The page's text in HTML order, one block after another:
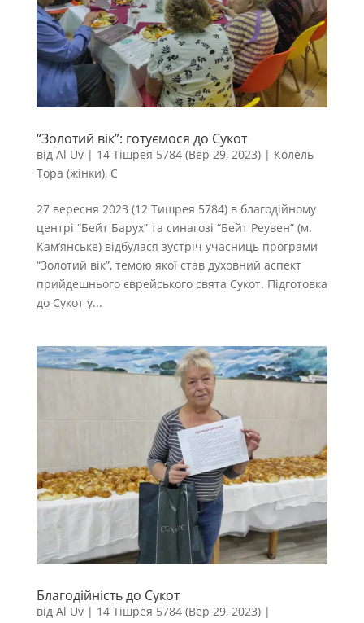
“Золотий вік”: готуємося до Сукот
від Al Uv| 14 Тішрея 5784 (Вер 29, 2023)| Колель
Тора (жінки), С
27 вересня 2023 (12 Тишрея 5784) в благодійному
центрі “Бейт Барух” та синагозі “Бейт Реувен” (м.
Кам’янське) відбулася зустріч учасниць програми
“Золотий вік”, темою якої став духовний аспект
прийдешнього єврейського свята Сукот. Підготовка
до Сукот у...
Благодійність до Сукот
від Al Uv| 14 Тішрея 5784 (Вер 29, 2023)|